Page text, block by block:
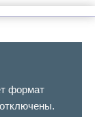
формат